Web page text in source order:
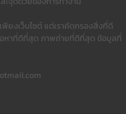
ยงเว็บไซต์ แต่เราคัดกรองสิ่งที่ดี
อหาที่ดีที่สุด ภาพถ่ายที่ดีที่สุด ข้อมูลที่